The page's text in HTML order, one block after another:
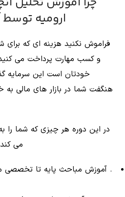
ارومیه
فراموش نکنید هزینه ای که
و کسب مهارت پرداخت می
خودتان است این سرمایه
هنگفت شما در بازار های مالی
در این دوره هر چیزی که شما را
می
. آموزش مباحث پایه تا تخصصی